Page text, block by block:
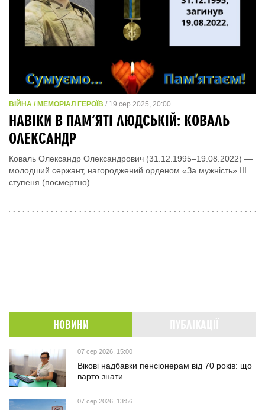
ВІЙНА / МЕМОРІАЛ ГЕРОЇВ / 19 сер 2025, 20:00
НАВІКИ В ПАМ’ЯТІ ЛЮДСЬКІЙ: КОВАЛЬ
ОЛЕКСАНДР
Коваль Олександр Олександрович (31.12.1995–19.08.2022) —
молодший сержант, нагороджений орденом «За мужність» ІІІ
ступеня (посмертно).
НОВИНИ
07 сер 2026, 15:00
Вікові надбавки пенсіонерам від 70 років: що
варто знати
07 сер 2026, 13:56